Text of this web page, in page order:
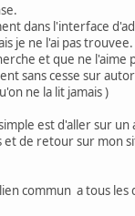
dans l'interface
je ne l'ai pas
et que ne l'aime
sans cesse sur
ne la lit jamais )
est d'aller sur un
et de retour sur mon
commun a tous les